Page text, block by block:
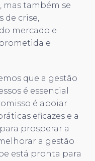
mas também se
de crise,
mercado e
e
que a gestão
é essencial
é apoiar
eficazes e a
prosperar a
a gestão
está pronta para